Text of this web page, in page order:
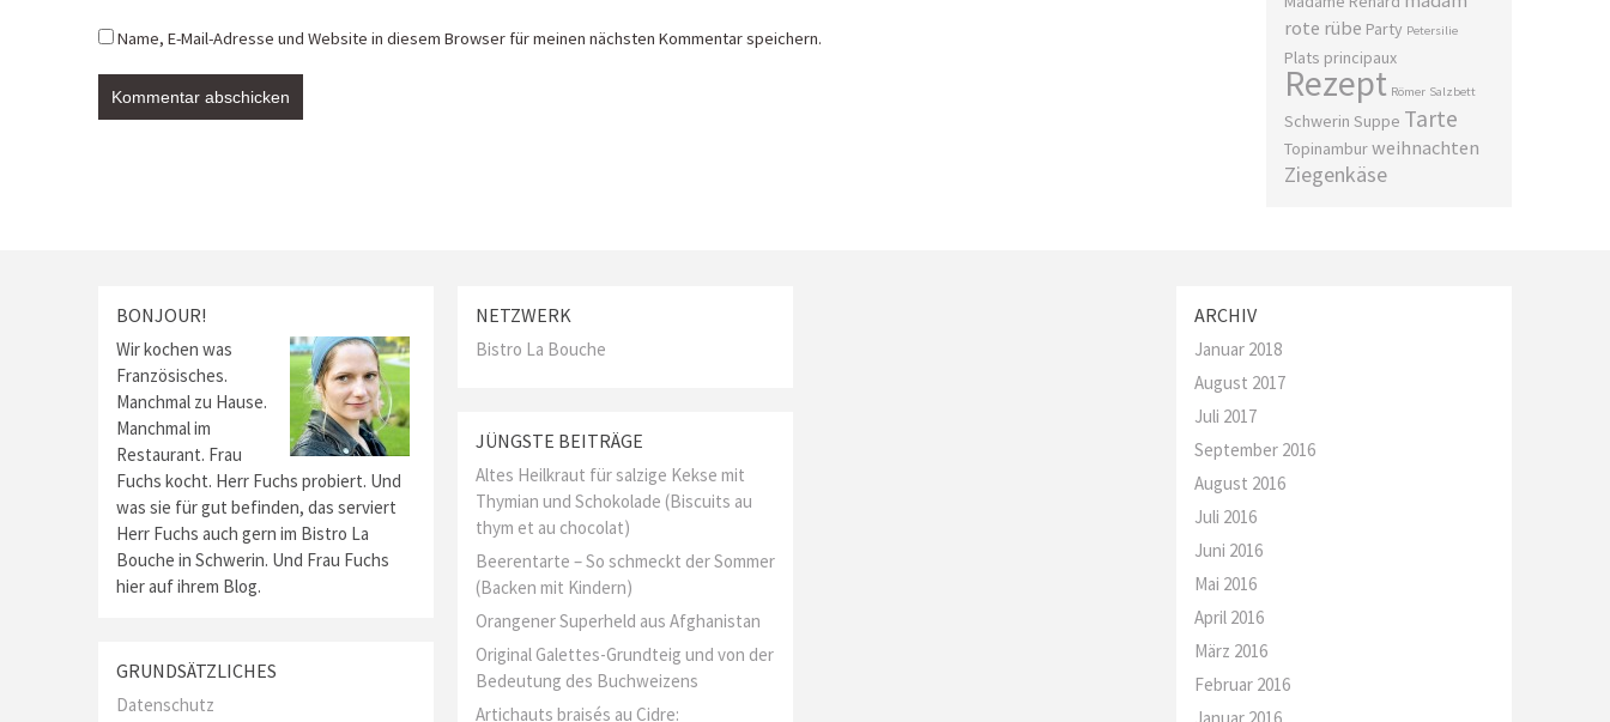
Name, E-Mail-Adresse und Website in diesem Browser für meinen nächsten Kommentar speichern.
rote rübe Party Petersilie
Plats principaux
Rezept Römer Salzbett
Schwerin Suppe Tarte
Topinamburweihnachten
Ziegenkäse
BONJOUR!
Wir kochen was
Französisches.
Manchmal zu Hause.
Manchmal im
Restaurant. Frau
Fuchs kocht. Herr Fuchs probiert. Und
was sie für gut befinden, das serviert
Herr Fuchs auch gern im Bistro La
Bouche in Schwerin. Und Frau Fuchs
hier auf ihrem Blog.
GRUNDSÄTZLICHES
Datenschutz
NETZWERK
Bistro La Bouche
JÜNGSTE BEITRÄGE
Altes Heilkraut für salzige Kekse mit
Thymian und Schokolade (Biscuits au
thym et au chocolat)
Beerentarte – So schmeckt der Sommer
(Backen mit Kindern)
Orangener Superheld aus Afghanistan
Original Galettes-Grundteig und von der
Bedeutung des Buchweizens
Artichauts braisés au Cidre:
ARCHIV
Januar 2018
August 2017
Juli 2017
September 2016
August 2016
Juli 2016
Juni 2016
Mai 2016
April 2016
März 2016
Februar 2016